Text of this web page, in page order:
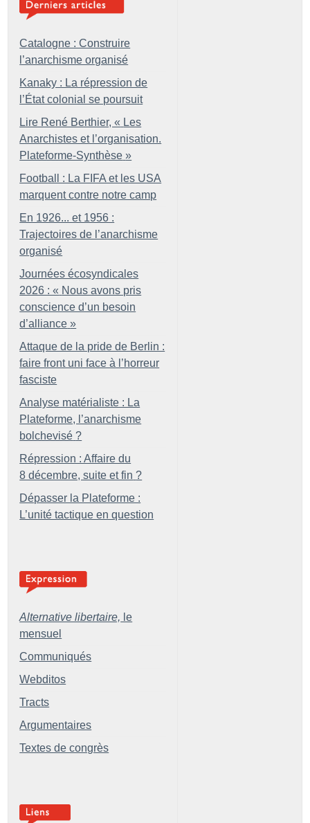
Catalogne : Construire
l’anarchisme organisé
Kanaky : La répression de
l’État colonial se poursuit
Lire René Berthier, « Les
Anarchistes et l’organisation.
Plateforme-Synthèse »
Football : La FIFA et les USA
marquent contre notre camp
En 1926... et 1956 :
Trajectoires de l’anarchisme
organisé
Journées écosyndicales
2026 : « Nous avons pris
conscience d’un besoin
d’alliance »
Attaque de la pride de Berlin :
faire front uni face à l’horreur
fasciste
Analyse matérialiste : La
Plateforme, l’anarchisme
bolchevisé ?
Répression : Affaire du
8 décembre, suite et fin ?
Dépasser la Plateforme :
L’unité tactique en question
Alternative libertaire, le
mensuel
Communiqués
Webditos
Tracts
Argumentaires
Textes de congrès